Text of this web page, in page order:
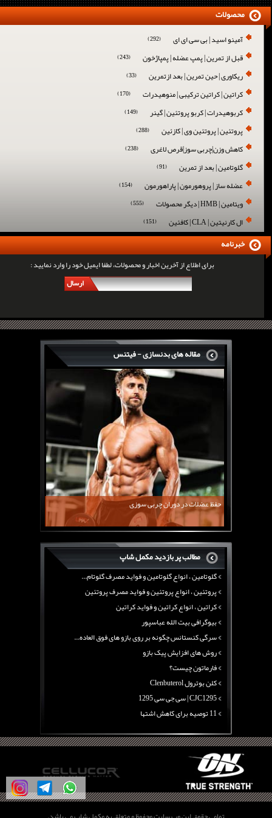
آمینو اسید | بی سی ای ای (292)
قبل از تمرین | پمپ عضله | پمپاژخون (243)
ریکاوری | حین تمرین | بعد ازتمرین (33)
کراتین | کراتین ترکیبی | منوهیدرات (170)
کربوهیدرات | کربو پروتئین | گینر (149)
پروتئین | پروتئین وی | کازئین (288)
کاهش وزن|چربی سوز|قرص لاغری (238)
گلوتامین | بعد از تمرین (91)
عضله ساز | پروهورمون | پاراهورمون (154)
ویتامین | HMB | دیگر محصولات (555)
ال کارنیتین | CLA | کافئین (151)
محصولات
برای اطلاع از آخرین اخبار و محصولات، لطفا ایمیل خود را وارد نمایید :
ارسال
خبرنامه
مقاله های بدنسازی - فیتنس
حفظ عضلات در دوران چربی سوزی
مطالب پر بازدید مکمل شاپ
سرگی کنستانس چگونه بر روی بازو های فوق العاده...
روش های افزایش پیک بازو
فارماتون چیست؟
کلن بوترول Clenbuterol
CJC1295 | سی جی سی 1295
11 توصیه برای کاهش اشتها
معرفی یک برنامه غذایی جامع برای افزایش قد
چربی سوزی با چای سبز
بیوگرافی علی تبریزی
منابع پروتئینی غیر گوشتی
آرژنین ، فواید آرژنین و نقش آرژنین در بدن
گلوتامین ، انواع گلوتامین و فواید مصرف گلوتام...
پروتئین ، انواع پروتئین و فواید مصرف پروتئین
کراتین ، انواع کراتین و فواید کراتین
بیوگرافی بیت الله عباسپور
سرگی کنستانس چگونه بر روی بازو های فوق العاده...
روش های افزایش پیک بازو
فارماتون چیست؟
کلن بوترول Clenbuterol
CJC1295 | سی جی سی 1295
11 توصیه برای کاهش اشتها
چربی سوزی با چای سبز
بیوگرافی علی تبریزی
منابع پروتئینی غیر گوشتی
آرژنین ، فواید آرژنین و نقش آرژنین در بدن
گلوتامین ، انواع گلوتامین و فواید مصرف گلوتام...